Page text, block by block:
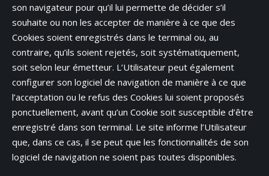
son navigateur pour qu’il lui permette de décider s’il
souhaite ou non les accepter de manière à ce que des
Cookies soient enregistrés dans le terminal ou, au
contraire, qu’ils soient rejetés, soit systématiquement,
soit selon leur émetteur. L’Utilisateur peut également
configurer son logiciel de navigation de manière à ce que
l’acceptation ou le refus des Cookies lui soient proposés
ponctuellement, avant qu’un Cookie soit susceptible d’être
enregistré dans son terminal. Le site informe l’Utilisateur
que, dans ce cas, il se peut que les fonctionnalités de son
logiciel de navigation ne soient pas toutes disponibles.